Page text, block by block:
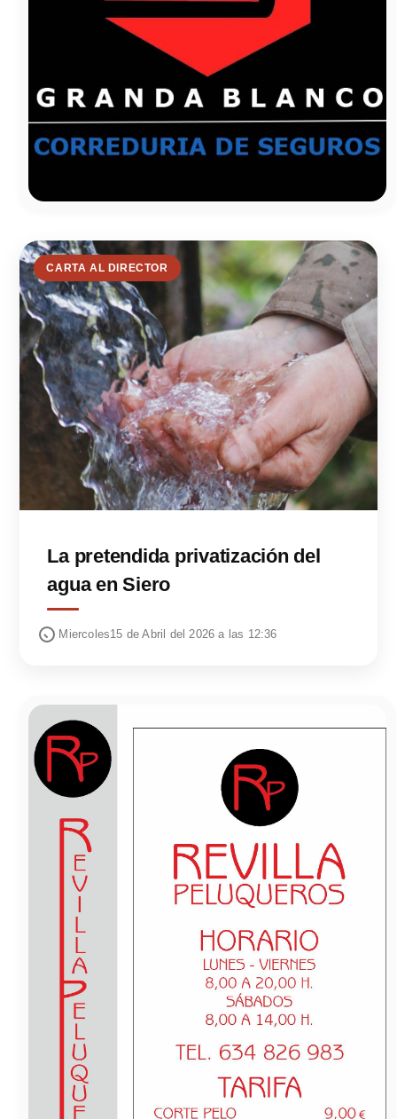
CARTA AL DIRECTOR
La pretendida privatización del
agua en Siero
Miercoles15 de Abril del 2026 a las 12:36